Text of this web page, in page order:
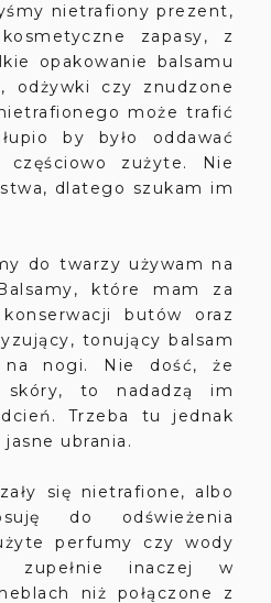
nietrafiony prezent,
zapasy, z
opakowanie balsamu
odżywki czy znudzone
może trafić
by było oddawać
częściowo zużyte. Nie
dlatego szukam im
do twarzy używam na
które mam za
butów oraz
tonujący balsam
nogi. Nie dość, że
skóry, to nadadzą im
Trzeba tu jednak
ubrania.
się nietrafione, albo
do odświeżenia
perfumy czy wody
zupełnie inaczej w
niż połączone z